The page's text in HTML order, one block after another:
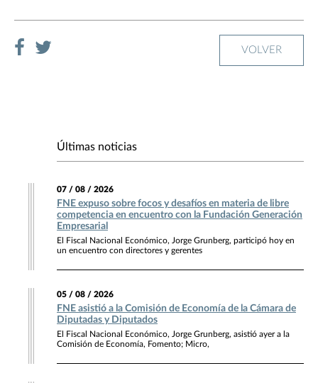
VOLVER
Últimas noticias
07 / 08 / 2026
FNE expuso sobre focos y desafíos en materia de libre
competencia en encuentro con la Fundación Generación
Empresarial
El Fiscal Nacional Económico, Jorge Grunberg, participó hoy en
un encuentro con directores y gerentes
05 / 08 / 2026
FNE asistió a la Comisión de Economía de la Cámara de
Diputadas y Diputados
El Fiscal Nacional Económico, Jorge Grunberg, asistió ayer a la
Comisión de Economía, Fomento; Micro,